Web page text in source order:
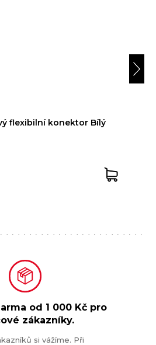
flexibilní konektor Bílý
od 1 000 Kč pro
zákazníky.
si vážíme. Při